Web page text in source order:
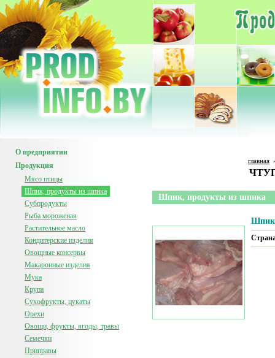
О предприятии
Продукция
Мясо птицы
Шпик, продукты из шпика
Субпродукты
Рыба мороженая
Растительное масло
Кондитерские изделия
Овощные консервы
Макаронные изделия
Мука
Крупа
Сухофрукты, цукаты
Орехи
Овощи, фрукты, ягоды, травы
Семечки
Приправы
главная
Шпик, продукты из шпика
Шпик